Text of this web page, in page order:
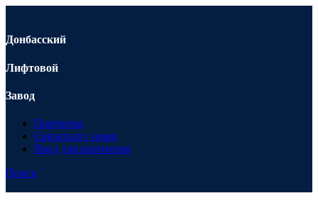
Донбасский
Лифтовой
Завод
Партнеры
Связаться с нами
Вход для партнеров
Поиск